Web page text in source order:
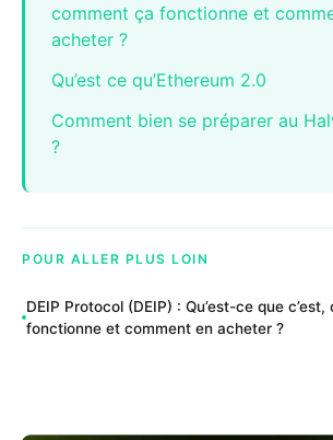
comment ça fonctionne et
acheter ?
Qu’est ce qu’Ethereum 2.0
Comment bien se préparer au
?
POUR ALLER PLUS LOIN
DEIP Protocol (DEIP) : Qu’est-ce que
fonctionne et comment en acheter ?